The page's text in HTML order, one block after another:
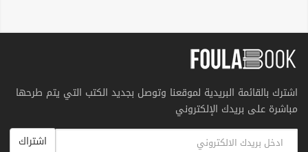
اشترك بالقائمة البريدية لموقعنا وتوصل بجديد الكتب التي يتم طرحها
مباشرة على بريدك الإلكتروني
اشتراك